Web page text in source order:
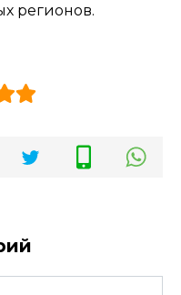
регионов.